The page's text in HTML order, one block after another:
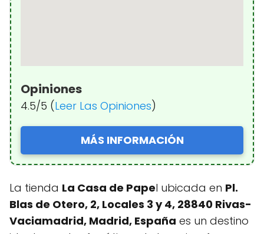
Opiniones
4.5/5 (Leer Las Opiniones)
MÁS INFORMACIÓN
La tienda La Casa de Papel ubicada en Pl.
Blas de Otero, 2, Locales 3 y 4, 28840 Rivas-
Vaciamadrid, Madrid, España es un destino